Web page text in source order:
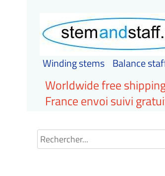
Winding stems Balance
Worldwide free
France envoi suivi